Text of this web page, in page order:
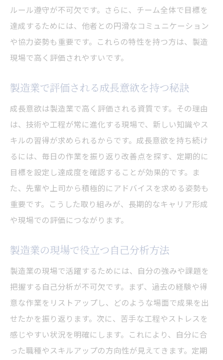
ルール遵守が不可欠です。さらに、チーム全体で目標を
達成するためには、他者との円滑なコミュニケーション
や協力姿勢も重要です。これらの特性を持つ方は、製造
現場で高く評価されやすいです。
製造業で評価される成長意欲を持つ秘訣
成長意欲は製造業で高く評価される資質です。その理由
は、技術や工程が常に進化する現場で、新しい知識やス
キルの習得が求められるからです。成長意欲を持ち続け
るには、毎日の作業を振り返り改善点を探す、定期的に
目標を設定し達成度を確認することが効果的です。ま
た、先輩や上司から積極的にアドバイスを求める姿勢も
重要です。こうした取り組みが、長期的なキャリア形成
や現場での評価につながります。
製造業の現場で役立つ自己分析方法
製造業の現場で活躍するためには、自分の強みや課題を
把握する自己分析が不可欠です。まず、過去の経験や得
意な作業をリストアップし、どのような場面で成果を出
せたかを振り返ります。次に、苦手な工程やストレスを
感じやすい状況を明確にします。これにより、自分に合
った職種やスキルアップの方向性が見えてきます。定期